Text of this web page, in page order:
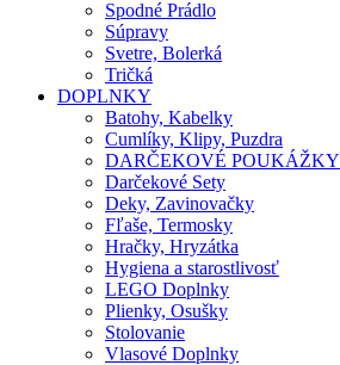
Spodné Prádlo
Súpravy
Svetre, Bolerká
Tričká
DOPLNKY
Batohy, Kabelky
Cumlíky, Klipy, Puzdra
DARČEKOVÉ POUKÁŽKY
Darčekové Sety
Deky, Zavinovačky
Fľaše, Termosky
Hračky, Hryzátka
Hygiena a starostlivosť
LEGO Doplnky
Plienky, Osušky
Stolovanie
Vlasové Doplnky